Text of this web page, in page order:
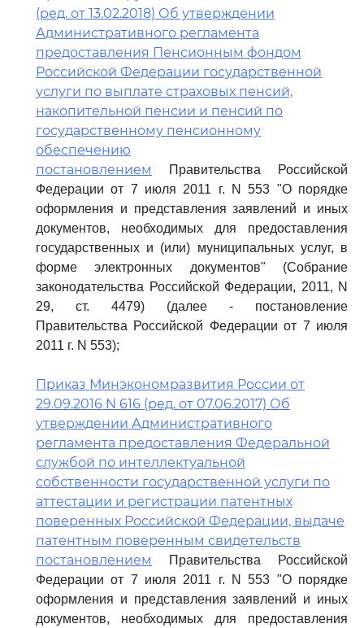
(ред. от 13.02.2018) Об утверждении
Административного регламента
предоставления Пенсионным фондом
Российской Федерации государственной
услуги по выплате страховых пенсий,
накопительной пенсии и пенсий по
государственному пенсионному
обеспечению
постановлением
Правительства Российской
Федерации от 7 июля 2011 г. N 553 "О порядке
оформления и представления заявлений и иных
документов, необходимых для предоставления
государственных и (или) муниципальных услуг, в
форме электронных документов" (Собрание
законодательства Российской Федерации, 2011, N
29, ст. 4479) (далее - постановление
Правительства Российской Федерации от 7 июля
2011 г. N 553);
Приказ Минэкономразвития России от
29.09.2016 N 616 (ред. от 07.06.2017) Об
утверждении Административного
регламента предоставления Федеральной
службой по интеллектуальной
собственности государственной услуги по
аттестации и регистрации патентных
поверенных Российской Федерации, выдаче
патентным поверенным свидетельств
постановлением
Правительства Российской
Федерации от 7 июля 2011 г. N 553 "О порядке
оформления и представления заявлений и иных
документов, необходимых для предоставления